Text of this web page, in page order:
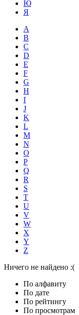
Ю
Я
A
B
C
D
E
F
G
H
I
J
K
L
M
N
O
P
Q
R
S
T
U
V
W
X
Y
Z
Ничего не найдено :(
По алфавиту
По дате
По рейтингу
По просмотрам